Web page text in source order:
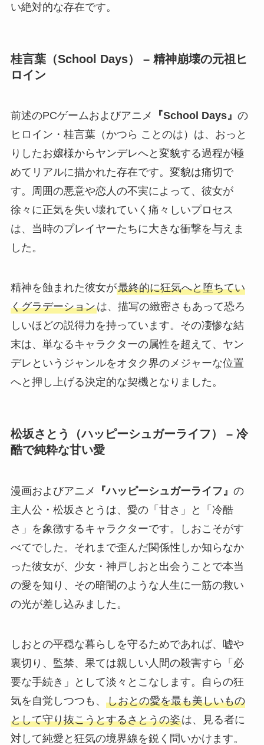
い絶対的な存在です。
桂言葉（School Days） – 精神崩壊の元祖ヒ
ロイン
前述のPCゲームおよびアニメ 『School Days』 の
ヒロイン・桂言葉（かつら ことのは）は、おっと
りしたお嬢様からヤンデレへと変貌する過程が極
めてリアルに描かれた存在です。変貌は痛切で
す。周囲の悪意や恋人の不実によって、彼女が
徐々に正気を失い壊れていく痛々しいプロセス
は、当時のプレイヤーたちに大きな衝撃を与えま
した。
精神を蝕まれた彼女が最終的に狂気へと堕ちてい
くグラデーションは、描写の緻密さもあって恐ろ
しいほどの説得力を持っています。その凄惨な結
末は、単なるキャラクターの属性を超えて、ヤン
デレというジャンルをオタク界のメジャーな位置
へと押し上げる決定的な契機となりました。
松坂さとう（ハッピーシュガーライフ） – 冷
酷で純粋な甘い愛
漫画およびアニメ 『ハッピーシュガーライフ』 の
主人公・松坂さとうは、愛の「甘さ」と「冷酷
さ」を象徴するキャラクターです。しおこそがす
べてでした。それまで歪んだ関係性しか知らなか
った彼女が、少女・神戸しおと出会うことで本当
の愛を知り、その暗闇のような人生に一筋の救い
の光が差し込みました。
しおとの平穏な暮らしを守るためであれば、嘘や
裏切り、監禁、果ては親しい人間の殺害すら「必
要な手続き」として淡々とこなします。自らの狂
気を自覚しつつも、 しおとの愛を最も美しいもの
として守り抜こうとするさとうの姿は、見る者に
対して純愛と狂気の境界線を鋭く問いかけます。